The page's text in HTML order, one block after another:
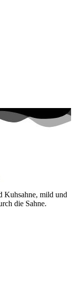
Kuhsahne, mild und
die Sahne.